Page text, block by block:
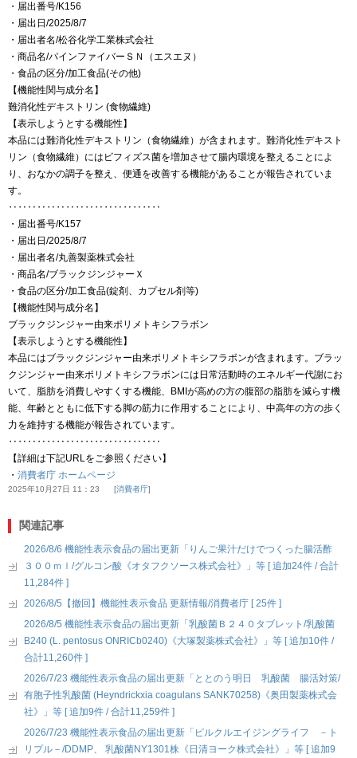
・届出番号/K156
・届出日/2025/8/7
・届出者名/松谷化学工業株式会社
・商品名/パインファイバーＳＮ（エスエヌ）
・食品の区分/加工食品(その他)
【機能性関与成分名】
難消化性デキストリン (食物繊維)
【表示しようとする機能性】
本品には難消化性デキストリン（食物繊維）が含まれます。難消化性デキスト
リン（食物繊維）にはビフィズス菌を増加させて腸内環境を整えることによ
り、おなかの調子を整え、便通を改善する機能があることが報告されていま
す。
‥‥‥‥‥‥‥‥‥‥‥‥‥‥‥‥
・届出番号/K157
・届出日/2025/8/7
・届出者名/丸善製薬株式会社
・商品名/ブラックジンジャーＸ
・食品の区分/加工食品(錠剤、カプセル剤等)
【機能性関与成分名】
ブラックジンジャー由来ポリメトキシフラボン
【表示しようとする機能性】
本品にはブラックジンジャー由来ポリメトキシフラボンが含まれます。ブラッ
クジンジャー由来ポリメトキシフラボンには日常活動時のエネルギー代謝にお
いて、脂肪を消費しやすくする機能、BMIが高めの方の腹部の脂肪を減らす機
能、年齢とともに低下する脚の筋力に作用することにより、中高年の方の歩く
力を維持する機能が報告されています。
‥‥‥‥‥‥‥‥‥‥‥‥‥‥‥‥
【詳細は下記URLをご参照ください】
・ 消費者庁 ホームページ
2025年10月27日 11：23 消費者庁
関連記事
2026/8/6 機能性表示食品の届出更新「りんご果汁だけでつくった腸活酢
３００ｍｌ/グルコン酸《オタフクソース株式会社》」等 [ 追加24件 / 合計
11,284件 ]
2026/8/5【撤回】機能性表示食品 更新情報/消費者庁 [ 25件 ]
2026/8/5 機能性表示食品の届出更新「乳酸菌Ｂ２４０タブレット/乳酸菌
B240 (L. pentosus ONRICb0240)《大塚製薬株式会社》」等 [ 追加10件 /
合計11,260件 ]
2026/7/23 機能性表示食品の届出更新「ととのう明日 乳酸菌 腸活対策/
有胞子性乳酸菌 (Heyndrickxia coagulans SANK70258)《奥田製薬株式会
社》」等 [ 追加9件 / 合計11,259件 ]
2026/7/23 機能性表示食品の届出更新「ピルクルエイジングライフ －ト
リプル－/DDMP、 乳酸菌NY1301株《日清ヨーク株式会社》」等 [ 追加9